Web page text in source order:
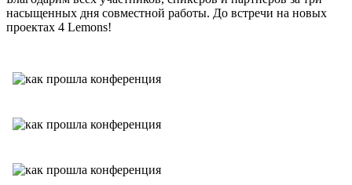
насыщенных дня совместной работы. До встречи на новых
проектах 4 Lemons!